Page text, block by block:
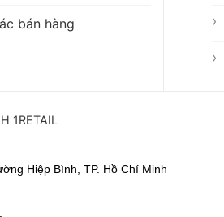
bán hàng
1RETAIL
Hiệp Bình, TP. Hồ Chí Minh